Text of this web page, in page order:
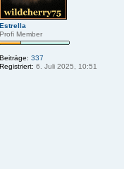
Estrella
Profi Member
Beiträge: 337
Registriert: 6. Juli 2025, 10:51